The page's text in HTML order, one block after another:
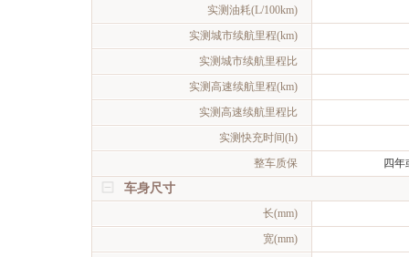
实测油耗(L/100km)
实测城市续航里程(km)
实测城市续航里程比
实测高速续航里程(km)
实测高速续航里程比
实测快充时间(h)
整车质保
四年
车身尺寸
长(mm)
宽(mm)